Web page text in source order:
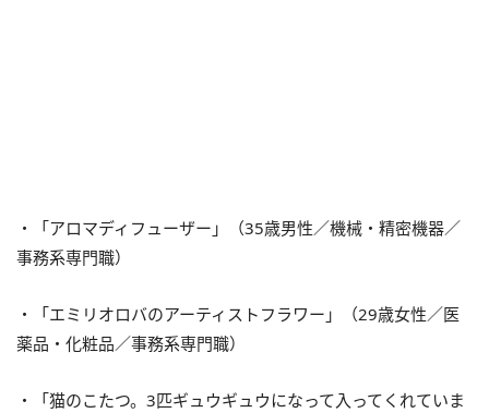
・「アロマディフューザー」（35歳男性／機械・精密機器／
事務系専門職）
・「エミリオロバのアーティストフラワー」（29歳女性／医
薬品・化粧品／事務系専門職）
・「猫のこたつ。3匹ギュウギュウになって入ってくれていま